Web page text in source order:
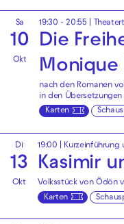
Sa
10
Okt
19:30 - 20:55
Die
Monique
nach den Romanen
in den Übersetzungen
Karten
Di
13
Okt
19:00 | Kurzeinführung
Kasimir
Volksstück von Ödön
Karten